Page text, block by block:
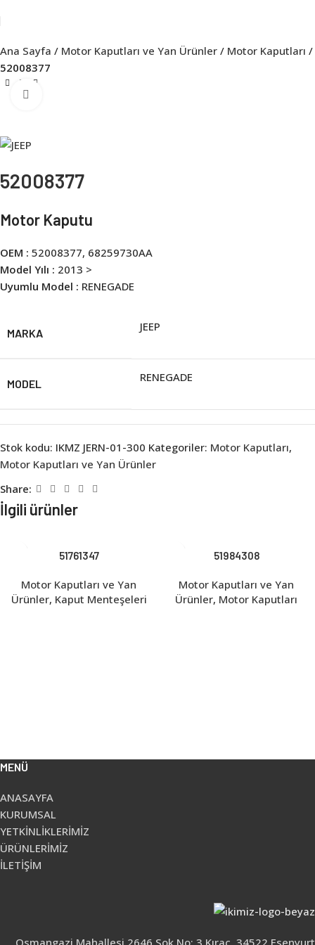
Ana Sayfa Motor Kaputları ve Yan Ürünler
Motor Kaputları
52008377
52008377
Motor Kaputu
OEM : 52008377, 68259730AA
Model Yılı : 2013 >
Uyumlu Model : RENEGADE
MARKA JEEP
MODEL RENEGADE
Stok kodu: IKMZ JERN-01-300 Kategoriler: Motor Kaputları,
Motor Kaputları ve Yan Ürünler
Share:
İlgili ürünler
51761347
Motor Kaputları ve Yan
Ürünler, Kaput Menteşeleri
51984308
Motor Kaputları ve Yan
Ürünler, Motor Kaputları
MENÜ
ANASAYFA
KURUMSAL
YETKİNLİKLERİMİZ
ÜRÜNLERİMİZ
İLETİŞİM
Osmangazi Mahallesi 2646 Sok No: 3 Kıraç, 34522 Esenyurt